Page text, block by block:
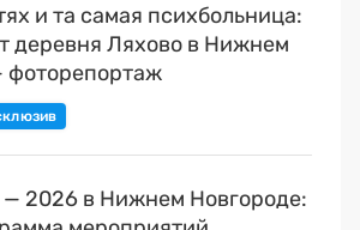
и та самая психбольница:
деревня Ляхово в Нижнем
фоторепортаж
— 2026 в Нижнем Новгороде: